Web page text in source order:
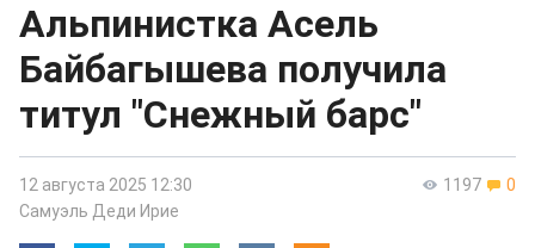
Альпинистка Асель
Байбагышева получила
титул "Снежный барс"
1197 0
12 августа 2025 12:30
Самуэль Деди Ирие